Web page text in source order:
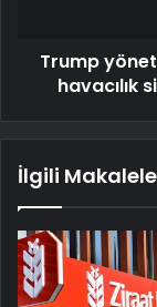
Trump
havacılık
İlgili